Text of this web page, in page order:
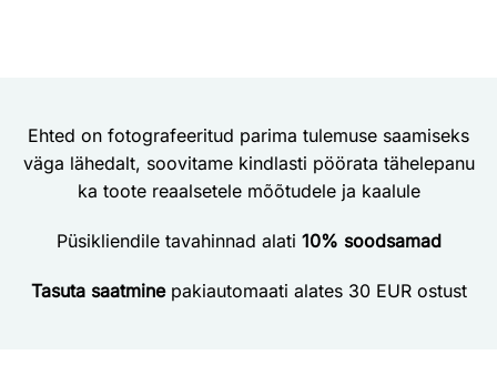
Ehted on fotografeeritud parima tulemuse saamiseks
väga lähedalt, soovitame kindlasti pöörata tähelepanu
ka toote reaalsetele mõõtudele ja kaalule
Püsikliendile tavahinnad alati 10% soodsamad
Tasuta saatminepakiautomaati alates 30 EUR ostust